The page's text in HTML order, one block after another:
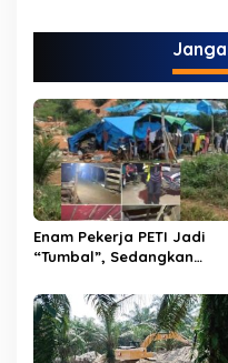
g
s
i
p
o
s
Enam Pekerja PETI Jadi
“Tumbal”, Sedangkan
Limbur Lubuk Mengkuang
Kembali Beroperasi